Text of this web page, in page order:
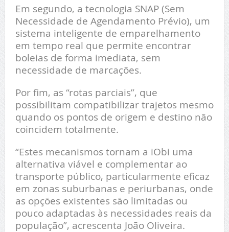
Em segundo, a tecnologia SNAP (Sem
Necessidade de Agendamento Prévio), um
sistema inteligente de emparelhamento
em tempo real que permite encontrar
boleias de forma imediata, sem
necessidade de marcações.
Por fim, as “rotas parciais”, que
possibilitam compatibilizar trajetos mesmo
quando os pontos de origem e destino não
coincidem totalmente.
“Estes mecanismos tornam a iObi uma
alternativa viável e complementar ao
transporte público, particularmente eficaz
em zonas suburbanas e periurbanas, onde
as opções existentes são limitadas ou
pouco adaptadas às necessidades reais da
população”, acrescenta João Oliveira.